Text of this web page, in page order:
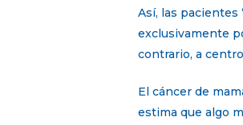
Así, las
exclusivamente
contrario, a
El cáncer de
estima que algo